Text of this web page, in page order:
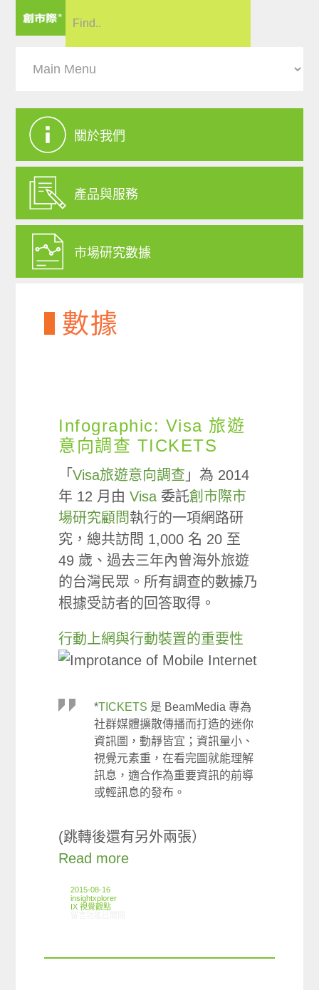
關於我們
產品與服務
市場研究數據
數據
Infographic: Visa 旅遊
意向調查 TICKETS
「Visa旅遊意向調查 」為 2014
年 12 月由Visa 委託創市際市
場研究顧問執行的一項網路研
究，總共訪問 1,000 名 20 至
49 歲、過去三年內曾海外旅遊
的台灣民眾。所有調查的數據乃
根據受訪者的回答取得。
行動上網與行動裝置的重要性
*TICKETS 是 BeamMedia 專為
社群媒體擴散傳播而打造的迷你
資訊圖，動靜皆宜；資訊量小、
視覺元素重，在看完圖就能理解
訊息，適合作為重要資訊的前導
或輕訊息的發布。
(跳轉後還有另外兩張）
Read more
2015-08-16
insightxplorer
IX 視覺觀點